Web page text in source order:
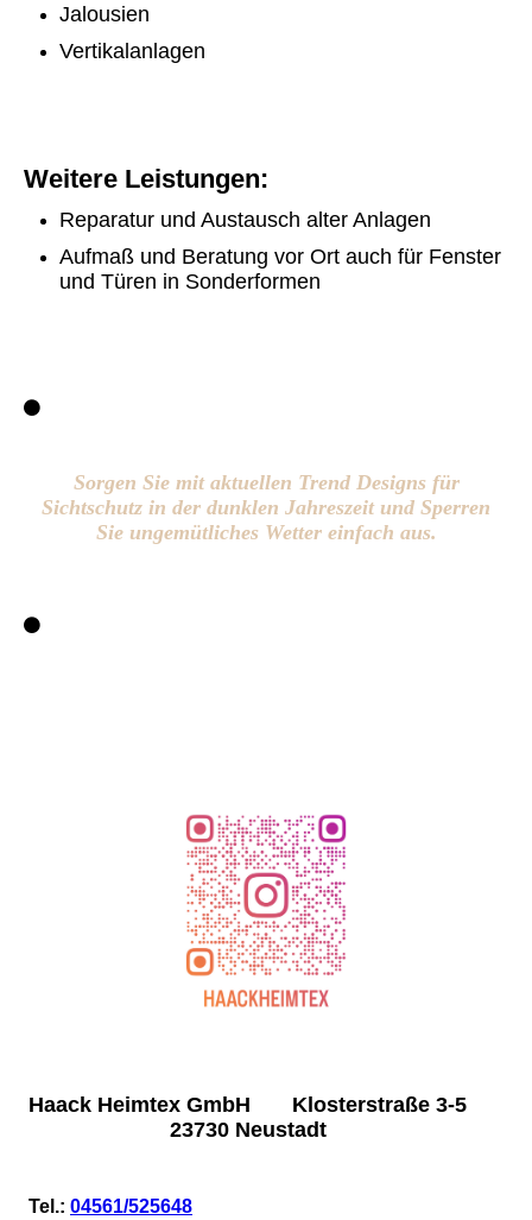
Jalousien
Vertikalanlagen
Weitere Leistungen:
Reparatur und Austausch alter Anlagen
Aufmaß und Beratung vor Ort auch für Fenster
und Türen in Sonderformen
Sorgen Sie mit aktuellen Trend Designs für
Sichtschutz in der dunklen Jahreszeit und Sperren
Sie ungemütliches Wetter einfach aus.
Haack Heimtex GmbH Klosterstraße 3-5
23730 Neustadt
Tel.: 04561/525648